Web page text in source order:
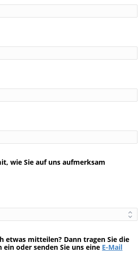
wie Sie auf uns aufmerksam
etwas mitteilen? Dann tragen Sie die
oder senden Sie uns eine E-Mail